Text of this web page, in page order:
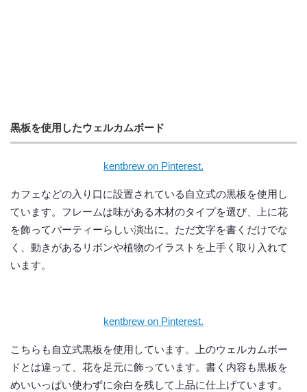
黒板を使用したウェルカムボード
kentbrew on Pinterest.
カフェなどの入り口に設置されている自立式の黒板を使用し
ています。フレームは味がある木材のタイプを選び、上に花
を飾ってパーティーらしい演出に。ただ文字を書くだけでな
く、動きがあるリボンや植物のイラストを上手く取り入れて
います。
kentbrew on Pinterest.
こちらも自立式黒板を使用しています。上のウェルカムボー
ドとは違って、花を足元に飾っています。書く内容も黒板を
めいいっぱい使わずに余白を残して上品に仕上げています。